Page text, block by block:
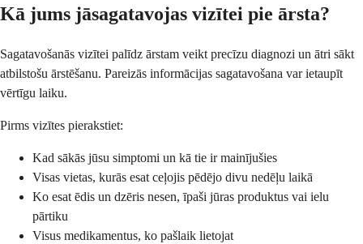
Kā jums jāsagatavojas vizītei pie ārsta?
Sagatavošanās vizītei palīdz ārstam veikt precīzu diagnozi un ātri sākt
atbilstošu ārstēšanu. Pareizās informācijas sagatavošana var ietaupīt
vērtīgu laiku.
Pirms vizītes pierakstiet:
Kad sākās jūsu simptomi un kā tie ir mainījušies
Visas vietas, kurās esat ceļojis pēdējo divu nedēļu laikā
Ko esat ēdis un dzēris nesen, īpaši jūras produktus vai ielu
pārtiku
Visus medikamentus, ko pašlaik lietojat